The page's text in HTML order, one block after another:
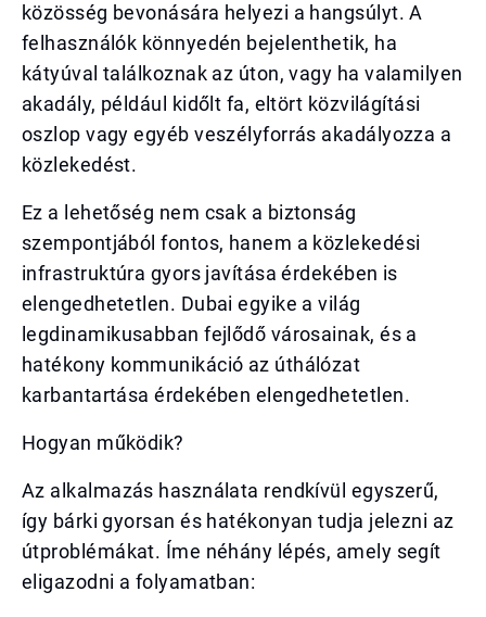
közösség bevonására helyezi a hangsúlyt. A
felhasználók könnyedén bejelenthetik, ha
kátyúval találkoznak az úton, vagy ha valamilyen
akadály, például kidőlt fa, eltört közvilágítási
oszlop vagy egyéb veszélyforrás akadályozza a
közlekedést.
Ez a lehetőség nem csak a biztonság
szempontjából fontos, hanem a közlekedési
infrastruktúra gyors javítása érdekében is
elengedhetetlen. Dubai egyike a világ
legdinamikusabban fejlődő városainak, és a
hatékony kommunikáció az úthálózat
karbantartása érdekében elengedhetetlen.
Hogyan működik?
Az alkalmazás használata rendkívül egyszerű,
így bárki gyorsan és hatékonyan tudja jelezni az
útproblémákat. Íme néhány lépés, amely segít
eligazodni a folyamatban: